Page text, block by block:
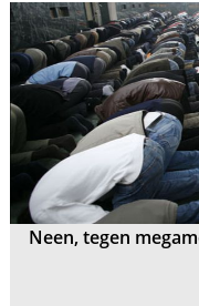
Neen, tegen